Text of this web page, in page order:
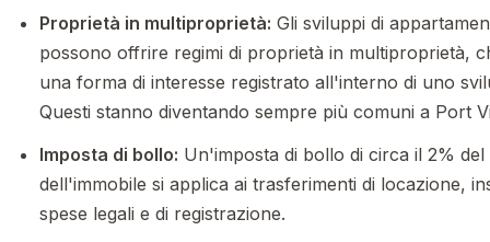
Proprietà in multiproprietà: Gli sviluppi di
possono offrire regimi di proprietà in multiproprietà,
una forma di interesse registrato all'interno di uno
Questi stanno diventando sempre più comuni a Port
Imposta di bollo: Un'imposta di bollo di circa il 2%
dell'immobile si applica ai trasferimenti di locazione,
spese legali e di registrazione.